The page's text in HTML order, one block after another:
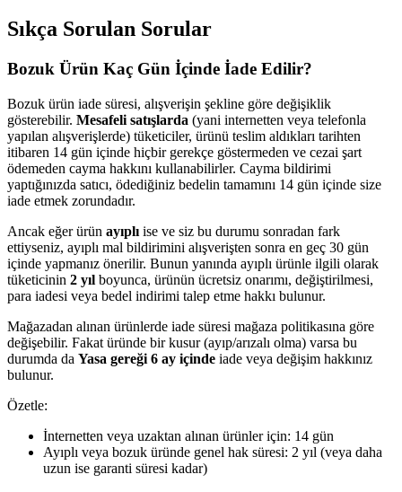
Sıkça Sorulan Sorular
Bozuk Ürün Kaç Gün İçinde İade Edilir?
Bozuk ürün iade süresi, alışverişin şekline göre değişiklik
gösterebilir. Mesafeli satışlarda (yani internetten veya telefonla
yapılan alışverişlerde) tüketiciler, ürünü teslim aldıkları tarihten
itibaren 14 gün içinde hiçbir gerekçe göstermeden ve cezai şart
ödemeden cayma hakkını kullanabilirler. Cayma bildirimi
yaptığınızda satıcı, ödediğiniz bedelin tamamını 14 gün içinde size
iade etmek zorundadır.
Ancak eğer ürün ayıplı ise ve siz bu durumu sonradan fark
ettiyseniz, ayıplı mal bildirimini alışverişten sonra en geç 30 gün
içinde yapmanız önerilir. Bunun yanında ayıplı ürünle ilgili olarak
tüketicinin 2 yıl boyunca, ürünün ücretsiz onarımı, değiştirilmesi,
para iadesi veya bedel indirimi talep etme hakkı bulunur.
Mağazadan alınan ürünlerde iade süresi mağaza politikasına göre
değişebilir. Fakat üründe bir kusur (ayıp/arızalı olma) varsa bu
durumda da Yasa gereği 6 ay içinde iade veya değişim hakkınız
bulunur.
Özetle:
İnternetten veya uzaktan alınan ürünler için: 14 gün
Ayıplı veya bozuk üründe genel hak süresi: 2 yıl (veya daha
uzun ise garanti süresi kadar)